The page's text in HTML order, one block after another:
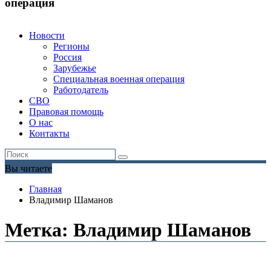
операция
Новости
Регионы
Россия
Зарубежье
Специальная военная операция
Работодатель
СВО
Правовая помощь
О нас
Контакты
Вы читаете
Главная
Владимир Шаманов
Метка: Владимир Шаманов